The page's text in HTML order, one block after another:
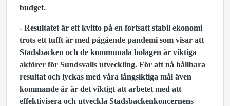
budget.
- Resultatet är ett kvitto på en fortsatt stabil ekonomi
trots ett tufft år med pågående pandemi som visar att
Stadsbacken och de kommunala bolagen är viktiga
aktörer för Sundsvalls utveckling. För att nå hållbara
resultat och lyckas med våra långsiktiga mål även
kommande år är det viktigt att arbetet med att
effektivisera och utveckla Stadsbackenkoncernens